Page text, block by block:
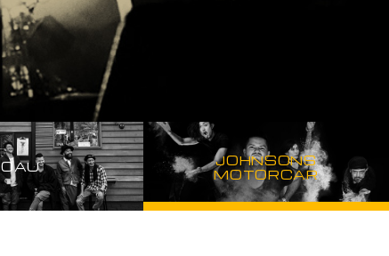
OAU
JOHNSONS
MOTORCAR